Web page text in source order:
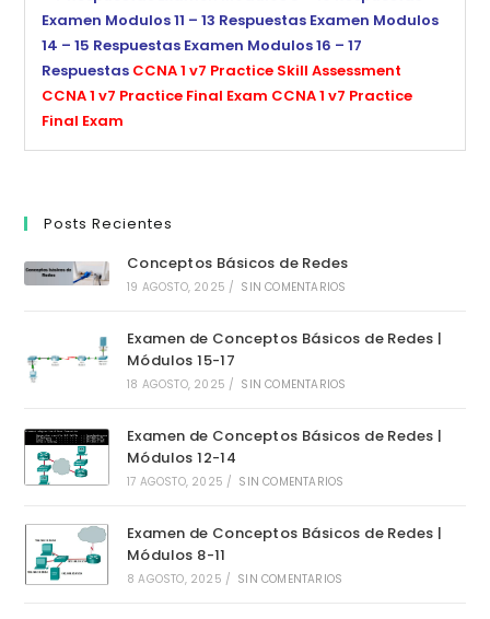
Examen Modulos 11 – 13 Respuestas Examen Modulos
14 – 15 Respuestas Examen Modulos 16 – 17
Respuestas CCNA 1 v7 Practice Skill Assessment
CCNA 1 v7 Practice Final Exam CCNA 1 v7 Practice
Final Exam
Posts Recientes
Conceptos Básicos de Redes
19 AGOSTO, 2025 / SIN COMENTARIOS
Examen de Conceptos Básicos de Redes |
Módulos 15-17
18 AGOSTO, 2025 / SIN COMENTARIOS
Examen de Conceptos Básicos de Redes |
Módulos 12-14
17 AGOSTO, 2025 / SIN COMENTARIOS
Examen de Conceptos Básicos de Redes |
Módulos 8-11
8 AGOSTO, 2025 / SIN COMENTARIOS